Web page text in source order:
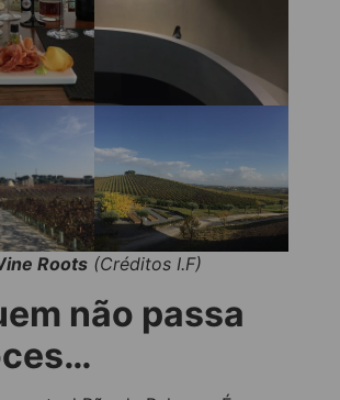
Roots(Créditos I.F)
não passa